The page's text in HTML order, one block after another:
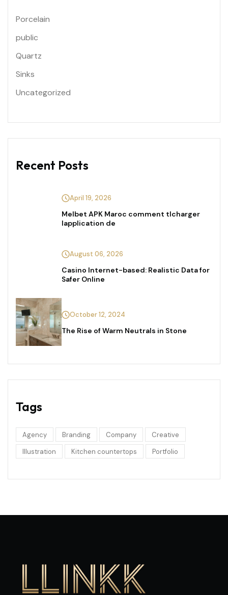
Porcelain
public
Quartz
Sinks
Uncategorized
Recent Posts
April 19, 2026
Melbet APK Maroc comment tlcharger
lapplication de
August 06, 2026
Casino Internet-based: Realistic Data for
Safer Online
October 12, 2024
The Rise of Warm Neutrals in Stone
Tags
Agency Branding Company
Creative
Illustration
Kitchen countertops Portfolio